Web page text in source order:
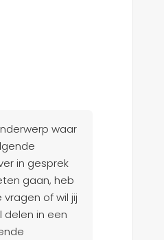
waar
in gesprek
gaan, heb
of wil jij
delen in een